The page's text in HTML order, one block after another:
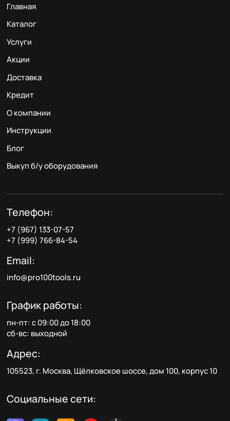
Главная
Каталог
Услуги
Акции
Доставка
Кредит
О компании
Инструкции
Блог
Выкуп б/у оборудования
Телефон:
+7 (967) 133-07-57
+7 (999) 766-84-54
Email:
info@pro100tools.ru
График работы:
пн-пт: с 09:00 до 18:00
сб-вс: выходной
Адрес:
105523, г. Москва, Щёлковское шоссе, дом 100, корпус 10
Социальные сети: